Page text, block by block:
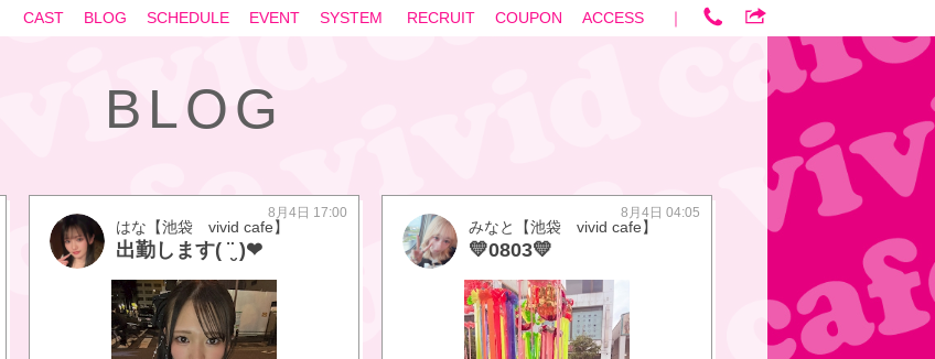
CAST BLOG SCHEDULE EVENT SYSTEM RECRUIT COUPON ACCESS ｜
BLOG
はな【池袋 vivid cafe】
出勤します( ¨̮ )︎❤︎
8月4日 17:00
みなと【池袋 vivid cafe】
💛0803💛
8月4日 04:05